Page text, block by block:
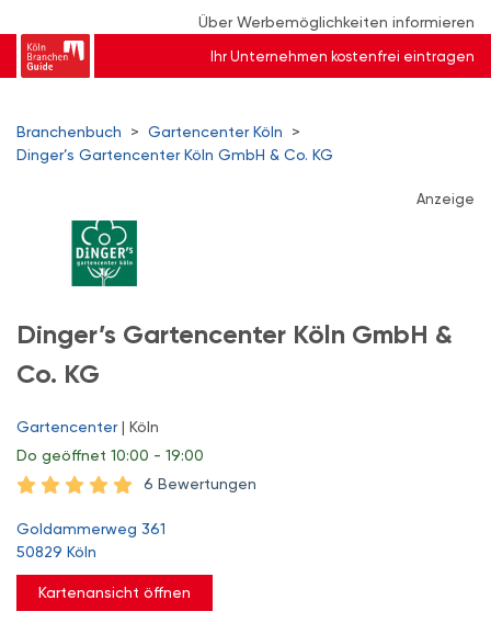
Über Werbemöglichkeiten informieren
Ihr Unternehmen kostenfrei eintragen
Branchenbuch > Gartencenter Köln
>
Dinger’s Gartencenter Köln GmbH & Co. KG
Anzeige
Dinger’s Gartencenter Köln GmbH &
Co. KG
Gartencenter| Köln
Do geöffnet 10:00 - 19:00
6 Bewertungen
Goldammerweg 361
50829 Köln
Kartenansicht öffnen